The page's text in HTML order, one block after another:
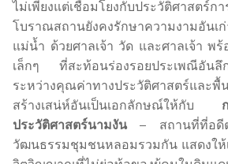
ไม่เพียงแต่เชื่อมโยงกับประวัติศาสต
โบราณสถานยังคงรักษาความงามอันเ
แม่น้ำ ด้วยศาลเจ้า วัด และศาลเจ้า พ
เล็กๆ ที่สะท้อนร่องรอยประเพณีอัน
ระหว่างคุณค่าทางประวัติศาสตร์และ
สร้างเสน่ห์อันเป็นเอกลักษณ์ให้กับ
ประวัติศาสตร์นามงัน– สถานที่ที่อดี
วัฒนธรรมชุมชนหลอมรวมกัน แสดงให้